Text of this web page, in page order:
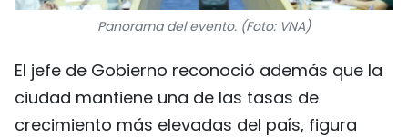
Panorama del evento. (Foto: VNA)
El jefe de Gobierno reconoció además que la
ciudad mantiene una de las tasas de
crecimiento más elevadas del país, figura